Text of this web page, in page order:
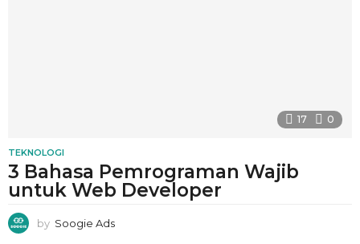
17 0
TEKNOLOGI
3 Bahasa Pemrograman Wajib
untuk Web Developer
by Soogie Ads